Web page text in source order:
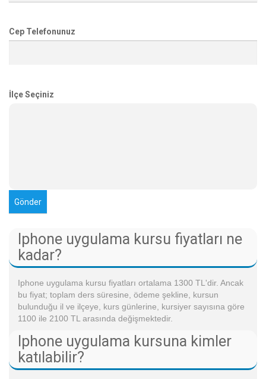
Cep Telefonunuz
İlçe Seçiniz
Iphone uygulama kursu fiyatları ne
kadar?
Iphone uygulama kursu fiyatları ortalama 1300 TL'dir. Ancak
bu fiyat; toplam ders süresine, ödeme şekline, kursun
bulunduğu il ve ilçeye, kurs günlerine, kursiyer sayısına göre
1100 ile 2100 TL arasında değişmektedir.
Iphone uygulama kursuna kimler
katılabilir?